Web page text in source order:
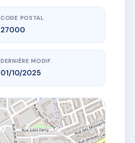
CODE POSTAL
27000
DERNIÈRE MODIF.
01/10/2025